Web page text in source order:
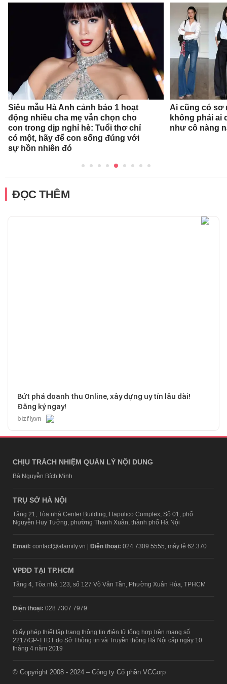
Siêu mẫu Hà Anh cảnh báo 1 hoạt
động nhiều cha mẹ vẫn chọn cho
con trong dịp nghỉ hè: Tuổi thơ chỉ
có một, hãy để con sống đúng với
sự hồn nhiên đó
Ai cũng có sơ
không phải ai
như cô nàng
ĐỌC THÊM
Bứt phá doanh thu Online, xây dựng uy tín lâu dài!
Đăng ký ngay!
bizfly.vn
CHỊU TRÁCH NHIỆM QUẢN LÝ NỘI DUNG
Bà Nguyễn Bích Minh
TRỤ SỞ HÀ NỘI
Tầng 21, Tòa nhà Center Building, Hapulico Complex, Số 01, phố
Nguyễn Huy Tưởng, phường Thanh Xuân, thành phố Hà Nội
Email: contact@afamily.vn | Điện thoại: 024 7309 5555, máy lẻ 62.370
VPĐD TẠI TP.HCM
Tầng 4, Tòa nhà 123, số 127 Võ Văn Tần, Phường Xuân Hòa, TPHCM
Điện thoại: 028 7307 7979
Giấy phép thiết lập trang thông tin điện tử tổng hợp trên mạng số
2217/GP-TTĐT do Sở Thông tin và Truyền thông Hà Nội cấp ngày 10
tháng 4 năm 2019
© Copyright 2008 - 2024 – Công ty Cổ phần VCCorp